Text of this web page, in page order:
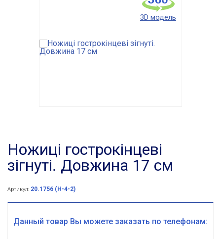
3D модель
Ножиці гострокінцеві
зігнуті. Довжина 17 см
Артикул: 20.1756 (Н-4-2)
Данный товар Вы можете заказать по телефонам: